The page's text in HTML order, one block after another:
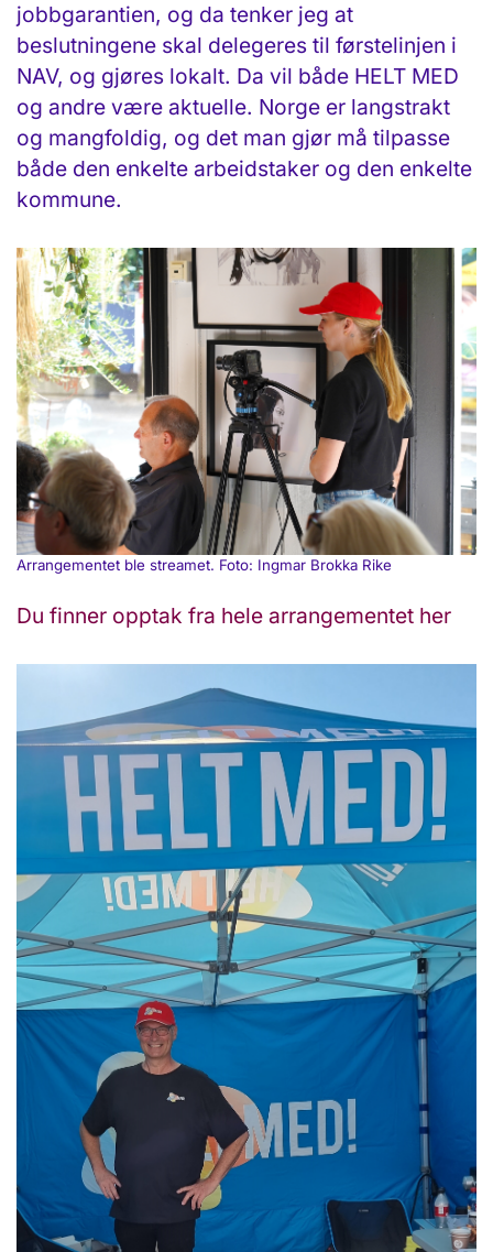
jobbgarantien, og da tenker jeg at
beslutningene skal delegeres til førstelinjen i
NAV, og gjøres lokalt. Da vil både HELT MED
og andre være aktuelle. Norge er langstrakt
og mangfoldig, og det man gjør må tilpasse
både den enkelte arbeidstaker og den enkelte
kommune.
Arrangementet ble streamet. Foto: Ingmar Brokka Rike
Du finner opptak fra hele arrangementet her